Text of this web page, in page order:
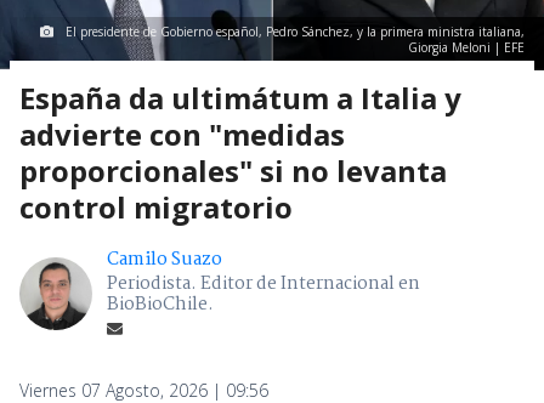
El presidente de Gobierno español, Pedro Sánchez, y la primera ministra italiana,
Giorgia Meloni | EFE
España da ultimátum a Italia y
advierte con "medidas
proporcionales" si no levanta
control migratorio
Camilo Suazo
Periodista. Editor de Internacional en
BioBioChile.
Viernes 07 Agosto, 2026 | 09:56